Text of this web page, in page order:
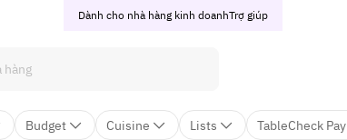
Dành cho nhà hàng kinh doanhTrợ giúp
Budget Cuisine Lists TableCheck Pay